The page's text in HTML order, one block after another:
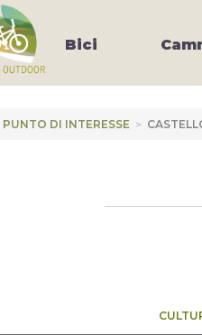
Bici
PUNTO DI INTERESSE >